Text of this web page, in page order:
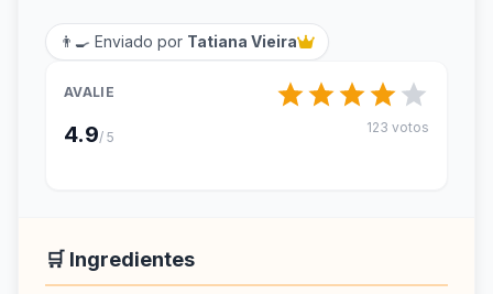
👨‍🍳 Enviado por Tatiana Vieira
AVALIE
4.9/ 5
123 votos
🛒 Ingredientes